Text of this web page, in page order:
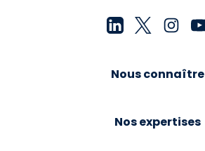
Nous connaître
Nos expertises